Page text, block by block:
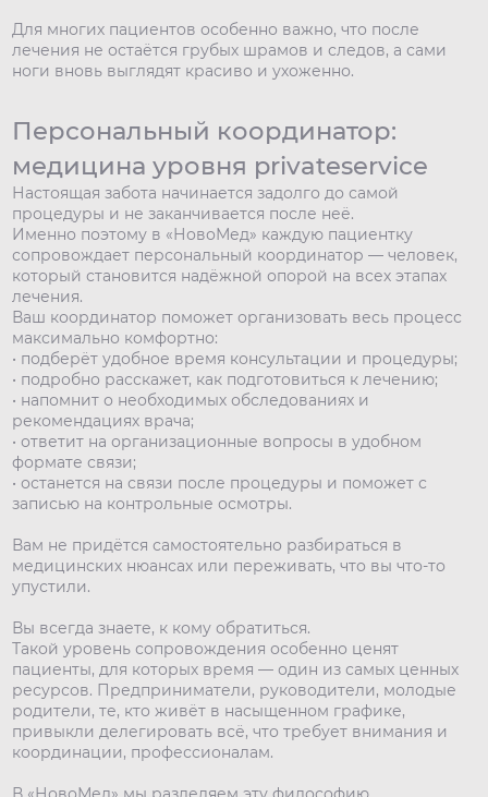
Для многих пациентов особенно важно, что после
лечения не остаётся грубых шрамов и следов, а сами
ноги вновь выглядят красиво и ухоженно.
Персональный координатор:
медицина уровня privateservice
Настоящая забота начинается задолго до самой
процедуры и не заканчивается после неё.
Именно поэтому в «НовоМед» каждую пациентку
сопровождает персональный координатор — человек,
который становится надёжной опорой на всех этапах
лечения.
Ваш координатор поможет организовать весь процесс
максимально комфортно:
• подберёт удобное время консультации и процедуры;
• подробно расскажет, как подготовиться к лечению;
• напомнит о необходимых обследованиях и
рекомендациях врача;
• ответит на организационные вопросы в удобном
формате связи;
• останется на связи после процедуры и поможет с
записью на контрольные осмотры.
Вам не придётся самостоятельно разбираться в
медицинских нюансах или переживать, что вы что-то
упустили.
Вы всегда знаете, к кому обратиться.
Такой уровень сопровождения особенно ценят
пациенты, для которых время — один из самых ценных
ресурсов. Предприниматели, руководители, молодые
родители, те, кто живёт в насыщенном графике,
привыкли делегировать всё, что требует внимания и
координации, профессионалам.